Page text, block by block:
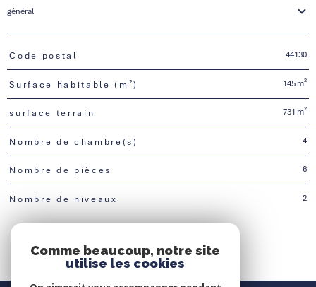
général
TRAD_PAMPERO_Caracteristique
Code postal 44130
Surface habitable (m²) 145 m²
surface terrain 731 m²
Nombre de chambre(s) 4
Nombre de pièces 6
Nombre de niveaux 2
Comme beaucoup, notre site
utilise les cookies